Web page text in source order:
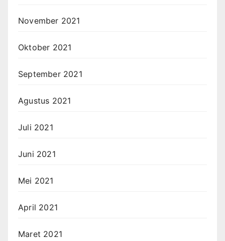
November 2021
Oktober 2021
September 2021
Agustus 2021
Juli 2021
Juni 2021
Mei 2021
April 2021
Maret 2021